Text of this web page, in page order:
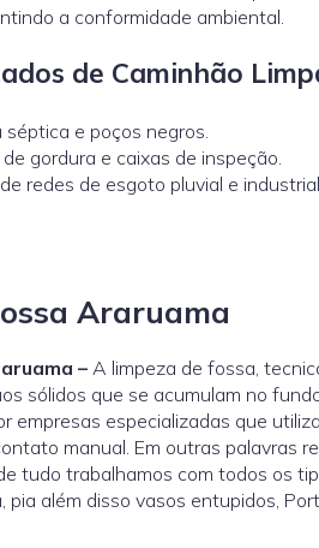
a conformidade ambiental.
de Caminhão
e poços negros.
gordura e caixas de inspeção.
redes de esgoto pluvial e industrial.
Araruama
–A limpeza de fossa,
sólidos que se acumulam no
empresas especializadas que
manual. Em outras palavras
tudo trabalhamos com todos os
pia além disso vasos entupidos,